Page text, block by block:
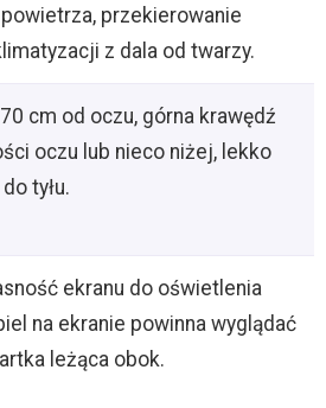
przekierowanie
z dala od twarzy.
cm od oczu, górna krawędź
oczu lub nieco niżej, lekko
tyłu.
ekranu do oświetlenia
na ekranie powinna wyglądać
leżąca obok.